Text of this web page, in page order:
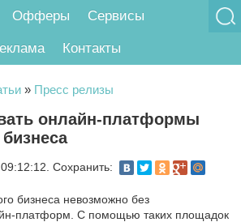
Офферы Сервисы
Контакты
» Пресс релизы
онлайн-платформы
Сохранить:
бизнеса невозможно без
платформ. С помощью таких площадок